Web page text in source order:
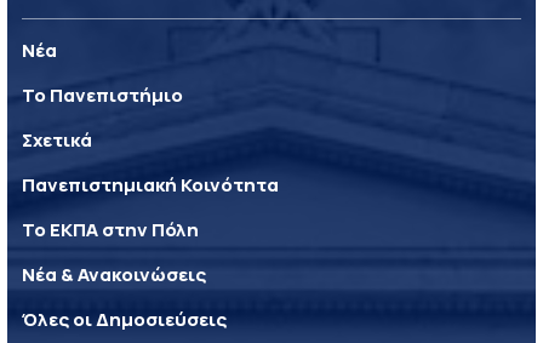
Νέα
Το Πανεπιστήμιο
Σχετικά
Πανεπιστημιακή Κοινότητα
Το ΕΚΠΑ στην Πόλη
Νέα & Ανακοινώσεις
Όλες οι Δημοσιεύσεις